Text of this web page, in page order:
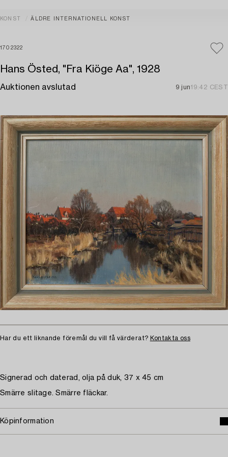
KONST ÄLDRE INTERNATIONELL KONST
1702322
Hans Östed, "Fra Kiöge Aa", 1928
Auktionen avslutad 9 jun19:42 CEST
Har du ett liknande föremål du vill få värderat? Kontakta oss
Signerad och daterad, olja på duk, 37 x 45 cm
Smärre slitage. Smärre fläckar.
Köpinformation